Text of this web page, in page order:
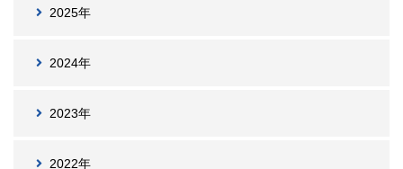
2025年
2024年
2023年
2022年